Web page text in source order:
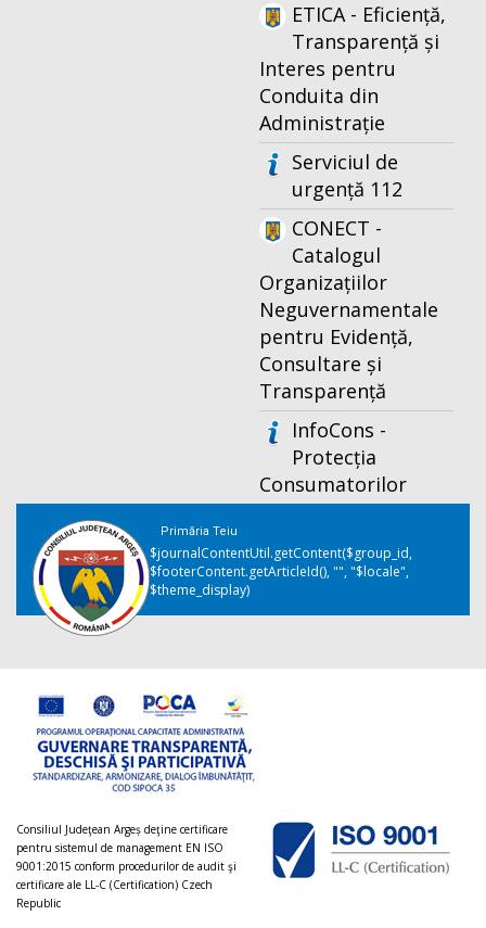
ETICA - Eficiență,
Transparență și
Interes pentru
Conduita din
Administrație
Serviciul de
urgență 112
CONECT -
Catalogul
Organizațiilor
Neguvernamentale
pentru Evidență,
Consultare și
Transparență
InfoCons -
Protecția
Consumatorilor
Primăria Teiu
$journalContentUtil.getContent($group_id,
$footerContent.getArticleId(), "", "$locale",
$theme_display)
Consiliul Judeţean Argeș deţine certificare
pentru sistemul de management EN ISO
9001:2015 conform procedurilor de audit şi
certificare ale LL-C (Certification) Czech
Republic